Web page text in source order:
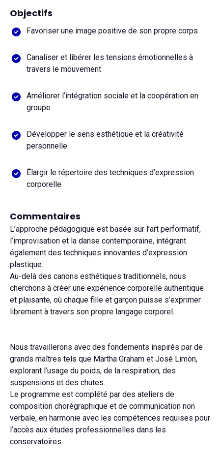
Objectifs
Favoriser une image positive de son propre corps
Canaliser et libérer les tensions émotionnelles à
travers le mouvement
Améliorer l’intégration sociale et la coopération en
groupe
Développer le sens esthétique et la créativité
personnelle
Élargir le répertoire des techniques d’expression
corporelle
Commentaires
L’approche pédagogique est basée sur l’art performatif,
l’improvisation et la danse contemporaine, intégrant
également des techniques innovantes d’expression
plastique.
Au-delà des canons esthétiques traditionnels, nous
cherchons à créer une expérience corporelle authentique
et plaisante, où chaque fille et garçon puisse s’exprimer
librement à travers son propre langage corporel.
Nous travaillerons avec des fondements inspirés par de
grands maîtres tels que Martha Graham et José Limón,
explorant l’usage du poids, de la respiration, des
suspensions et des chutes.
Le programme est complété par des ateliers de
composition chorégraphique et de communication non
verbale, en harmonie avec les compétences requises pour
l’accès aux études professionnelles dans les
conservatoires.